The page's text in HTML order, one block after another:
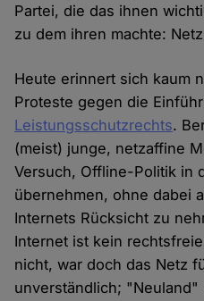
Partei, die das ihnen
zu dem ihren machte:
Heute erinnert sich kaum
Proteste gegen die
Leistungsschutzrechts.
(meist) junge, netzaffine
Versuch, Offline-Politik in
übernehmen, ohne dabei
Internets Rücksicht zu
Internet ist kein
nicht, war doch das Netz
unverständlich; "Neuland"